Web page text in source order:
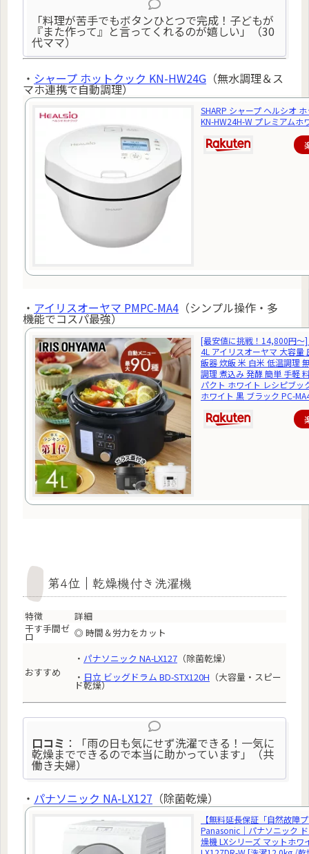
「料理が苦手でもボタンひとつで完成！子どもが
『また作って』と言ってくれるのが嬉しい」（30
代ママ）
・ シャープ ホットクック KN-HW24G （無水調理＆ス
マホ連携で自動調理）
SHARP シャープ ヘルシオ
KN-HW24H-W プレミアムホ
・ アイリスオーヤマ PMPC-MA4 （シンプル操作・多
機能でコスパ最強）
[最安値に挑戦！14,800円〜
4L アイリスオーヤマ 大容量
飯器 炊飯 米 白米 低温調理
調理 煮込み 発酵 簡単 手軽
パクト ホワイト レシピブッ
ホワイト 黒 ブラック PC-
第4位｜乾燥機付き洗濯機
特徴
詳細
干す手間ゼ
ロ ◎ 時間＆労力をカット
おすすめ
・ パナソニック NA-LX127 （除菌乾燥）
・ 日立 ビッグドラム BD-STX120H （大容量・スピー
ド乾燥）
口コミ ：「雨の日も気にせず洗濯できる！一気に
乾燥までできるので本当に助かっています」（共
働き夫婦）
・ パナソニック NA-LX127 （除菌乾燥）
【無料延長保証「自然故障
Panasonic｜パナソニック
燥機 LXシリーズ マットホワ